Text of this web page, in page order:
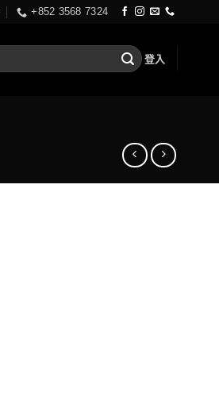
+852 3568 7324
登入